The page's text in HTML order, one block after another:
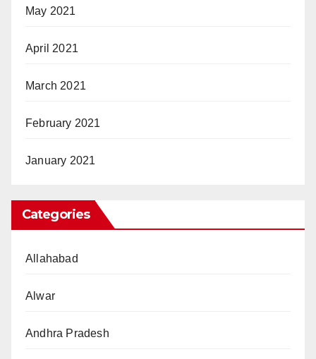
May 2021
April 2021
March 2021
February 2021
January 2021
Categories
Allahabad
Alwar
Andhra Pradesh